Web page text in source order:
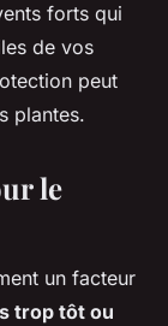
forts qui
de vos
peut
plantes.
le
un facteur
trop tôt ou